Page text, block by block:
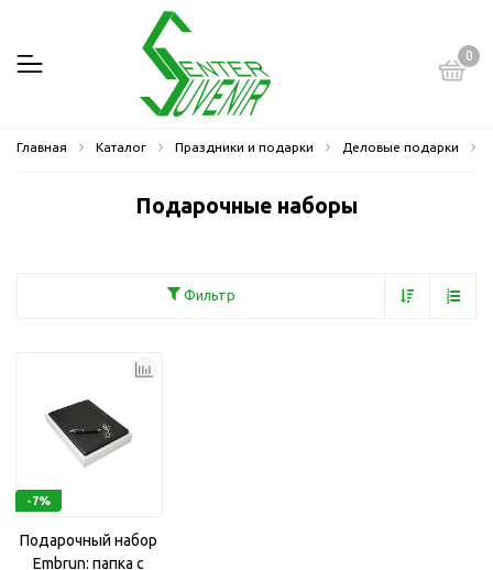
0
Главная Каталог Праздники и подарки Деловые подарки
Подарочные наборы
Фильтр
-7%
Подарочный набор
Embrun: папка с